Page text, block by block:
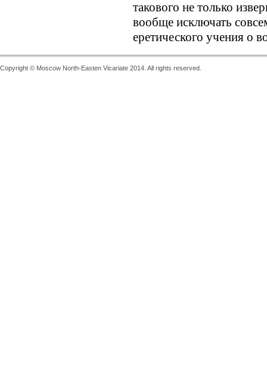
такового не только
вообще исключать
еретического учения о
Copyright © Moscow North-Easten Vicariate 2014. All rights reserved.